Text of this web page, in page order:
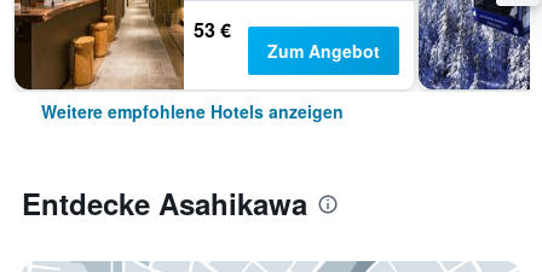
53 €
Zum Angebot
Weitere empfohlene Hotels anzeigen
Entdecke Asahikawa